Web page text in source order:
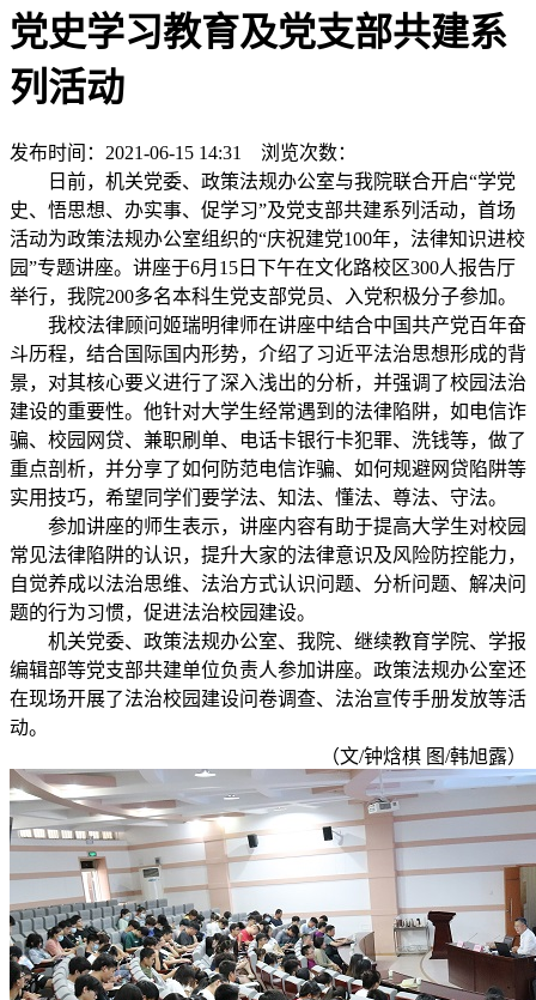
党史学习教育及党支部共建系
列活动
发布时间：2021-06-15 14:31 浏览次数：
日前，机关党委、政策法规办公室与我院联合开启“学党
史、悟思想、办实事、促学习”及党支部共建系列活动，首场
活动为政策法规办公室组织的“庆祝建党100年，法律知识进校
园”专题讲座。讲座于6月15日下午在文化路校区300人报告厅
举行，我院200多名本科生党支部党员、入党积极分子参加。
我校法律顾问姬瑞明律师在讲座中结合中国共产党百年奋
斗历程，结合国际国内形势，介绍了习近平法治思想形成的背
景，对其核心要义进行了深入浅出的分析，并强调了校园法治
建设的重要性。他针对大学生经常遇到的法律陷阱，如电信诈
骗、校园网贷、兼职刷单、电话卡银行卡犯罪、洗钱等，做了
重点剖析，并分享了如何防范电信诈骗、如何规避网贷陷阱等
实用技巧，希望同学们要学法、知法、懂法、尊法、守法。
参加讲座的师生表示，讲座内容有助于提高大学生对校园
常见法律陷阱的认识，提升大家的法律意识及风险防控能力，
自觉养成以法治思维、法治方式认识问题、分析问题、解决问
题的行为习惯，促进法治校园建设。
机关党委、政策法规办公室、我院、继续教育学院、学报
编辑部等党支部共建单位负责人参加讲座。政策法规办公室还
在现场开展了法治校园建设问卷调查、法治宣传手册发放等活
动。
（文/钟焓棋 图/韩旭露）